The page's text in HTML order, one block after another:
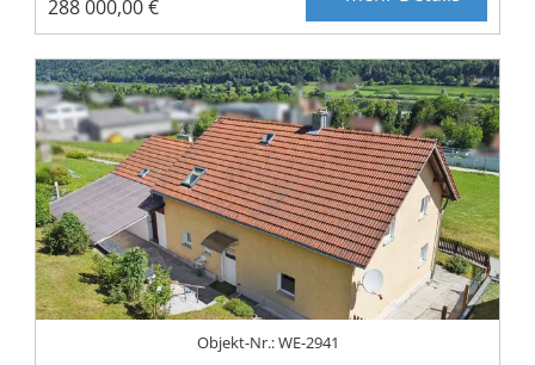
288 000,00 €
Objekt-Nr.: WE-2941